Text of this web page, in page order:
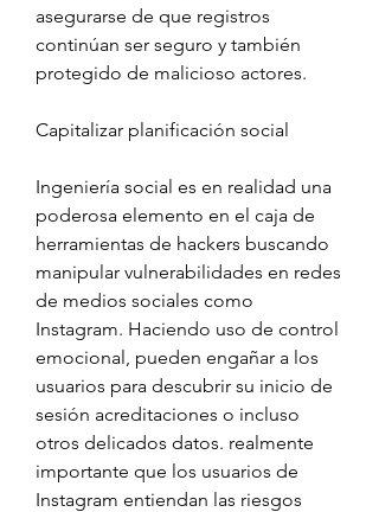
asegurarse de que registros
continúan ser seguro y también
protegido de malicioso actores.
Capitalizar planificación social
Ingeniería social es en realidad una
poderosa elemento en el caja de
herramientas de hackers buscando
manipular vulnerabilidades en redes
de medios sociales como
Instagram. Haciendo uso de control
emocional, pueden engañar a los
usuarios para descubrir su inicio de
sesión acreditaciones o incluso
otros delicados datos. realmente
importante que los usuarios de
Instagram entiendan las riesgos